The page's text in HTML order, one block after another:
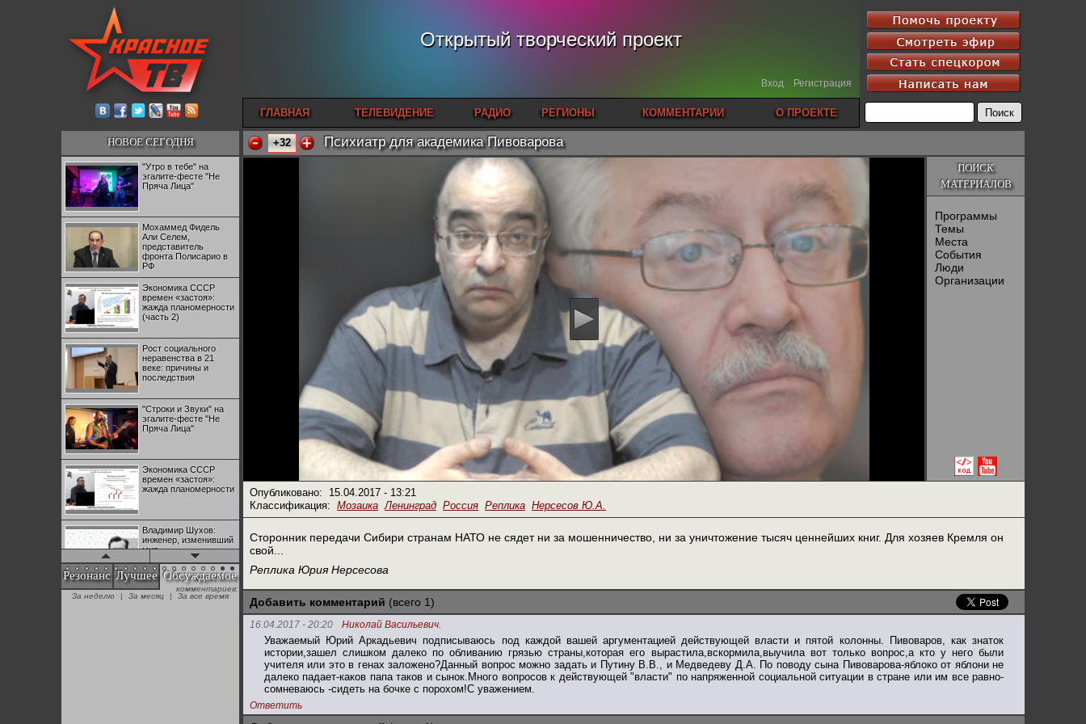
Открытый творческий проект
Вход Регистрация
ГЛАВНАЯ ТЕЛЕВИДЕНИЕ РАДИО РЕГИОНЫ КОММЕНТАРИИ О ПРОЕКТЕ
НОВОЕ СЕГОДНЯ
"Утро в тебе" на
эгалите-фесте "Не
Пряча Лица"
Мохаммед Фидель
Али Селем,
представитель
фронта Полисарио в
РФ
Экономика СССР
времен «застоя»:
жажда планомерности
(часть 2)
Рост социального
неравенства в 21
веке: причины и
последствия
"Строки и Звуки" на
эгалите-фесте "Не
Пряча Лица"
Экономика СССР
времен «застоя»:
жажда планомерности
Владимир Шухов:
инженер, изменивший
мир
"Аркадий Коц" на
эгалите-фесте "Не
Резонанс Лучшее Обсуждаемое
комментариев:
За неделю
| За месяц | За все время
+32 Психиатр для академика Пивоварова
ПОИСК
МАТЕРИАЛОВ
Программы
Темы
Места
События
Люди
Организации
Опубликовано: 15.04.2017 - 13:21
Классификация: Мозаика Ленинград Россия Реплика Нерсесов Ю.А.
Сторонник передачи Сибири странам НАТО не сядет ни за мошенничество, ни за уничтожение тысяч ценнейших книг. Для хозяев Кремля он
свой...
Реплика Юрия Нерсесова
Добавить комментарий (всего 1)
16.04.2017 - 20:20 Николай Васильевич.
Уважаемый Юрий Аркадьевич подписываюсь под каждой вашей аргументацией действующей власти и пятой колонны. Пивоваров, как знаток
истории,зашел слишком далеко по обливанию грязью страны,которая его вырастила,вскормила,выучила вот только вопрос,а кто у него были
учителя или это в генах заложено?Данный вопрос можно задать и Путину В.В., и Медведеву Д.А. По поводу сына Пивоварова-яблоко от яблони не
далеко падает-каков папа таков и сынок.Много вопросов к действующей "власти" по напряженной социальной ситуации в стране или им все равно-
сомневаюсь -сидеть на бочке с порохом!С уважением.
Ответить